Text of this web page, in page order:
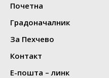
Почетна
Градоначалник
За Пехчево
Контакт
Е-пошта – линк